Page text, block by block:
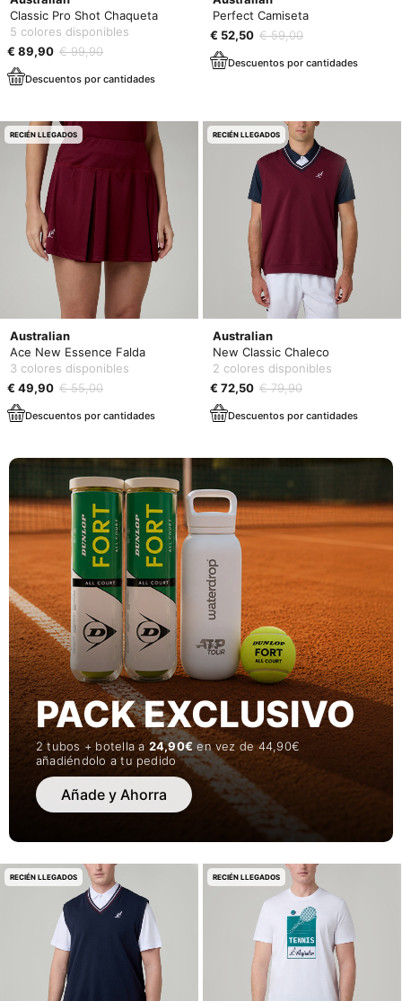
Classic Pro Shot Chaqueta
5 colores disponibles
€ 89,90 € 99,90
Descuentos por cantidades
Perfect Camiseta
€ 52,50 € 59,00
Descuentos por cantidades
Australian
Ace New Essence Falda
3 colores disponibles
€ 49,90 € 55,00
Descuentos por cantidades
RECIÉN LLEGADOS
Australian
New Classic Chaleco
2 colores disponibles
€ 72,50 € 79,90
Descuentos por cantidades
RECIÉN LLEGADOS
PACK EXCLUSIVO
2 tubos + botella a24,90€ en vez de 44,90€
añadiéndolo a tu pedido
Añade y Ahorra
RECIÉN LLEGADOS RECIÉN LLEGADOS